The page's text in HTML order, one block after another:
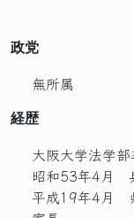
政党
無所属
経歴
大阪大学法学
昭和53年4月
平成19年4月